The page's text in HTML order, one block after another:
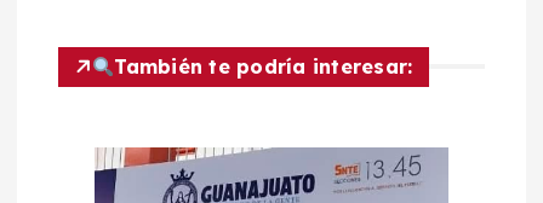
ó
n
También te podría interesar: